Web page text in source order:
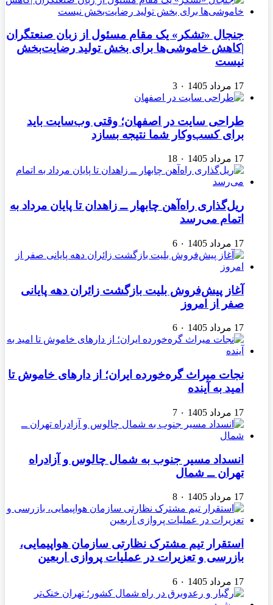
جنجال «تشکر» یک مقام مسئول از زبان صنعتگران
|کاهش خاموشی‌ها برای بخش تولید رضایت‌بخش
نیست
17 مرداد 1405 ۰ 3
طراحی سایت در اصفهان؛ وقتی وب‌سایت باید
برای کسب‌وکار شما نتیجه بسازد
17 مرداد 1405 ۰ 18
ریل‌گذاری راه‌آهن چابهار ــ زاهدان تا پایان مرداد به
اتمام می‌رسد
17 مرداد 1405 ۰ 6
آغاز پیش‌فروش بلیت بازگشت زائران دهه پایانی
صفر از امروز
17 مرداد 1405 ۰ 6
نجات میراث گره‌خورده ایران؛ از دارهای خاموش تا
امید به آینده
17 مرداد 1405 ۰ 7
انسداد مسیر جنوب به شمال چالوس و آزادراه
تهران ــ شمال
17 مرداد 1405 ۰ 8
استقرار تیم مشترک نظارتی سازمان هواپیمایی،
بازرسی و تعزیرات در عملیات پروازی اربعین
17 مرداد 1405 ۰ 6